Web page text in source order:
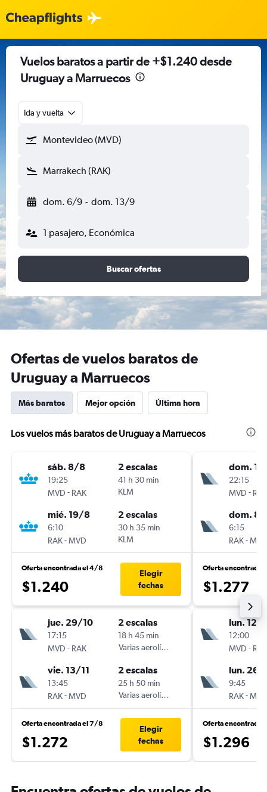
Vuelos baratos a partir de +$1.240 desde
Uruguay a Marruecos
Ida y vuelta
Montevideo (MVD)
Marrakech (RAK)
dom. 6/9 - dom. 13/9
1 pasajero, Económica
Buscar ofertas
Ofertas de vuelos baratos de
Uruguay a Marruecos
Más baratos Mejor opción Última hora
Los vuelos más baratos de Uruguay a Marruecos
sáb. 8/8
19:25
MVD - RAK
2 escalas
41 h 30 min
KLM
mié. 19/8
6:10
RAK-MVD
2 escalas
30 h 35 min
KLM
Oferta encontrada el 4/8
$1.240
Elegir
fechas
jue. 29/10
17:15
MVD - RAK
2 escalas
18 h 45 min
Varias aerolíneas
vie. 13/11
13:45
RAK-MVD
2 escalas
25 h 50 min
Varias aerolíneas
Oferta encontrada el 7/8
$1.272
Elegir
fechas
dom. 1/
22:15
MVD - RAK
dom. 8/
6:15
RAK-MVD
Oferta encontrada
$1.277
lun. 12/
12:00
MVD - RAK
lun. 26/
9:45
RAK-MVD
Oferta encontrada
$1.296